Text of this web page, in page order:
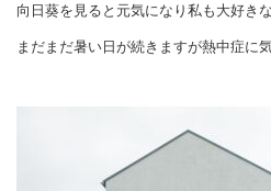
向日葵を見ると元気になり私も大好き
まだまだ暑い日が続きますが熱中症に